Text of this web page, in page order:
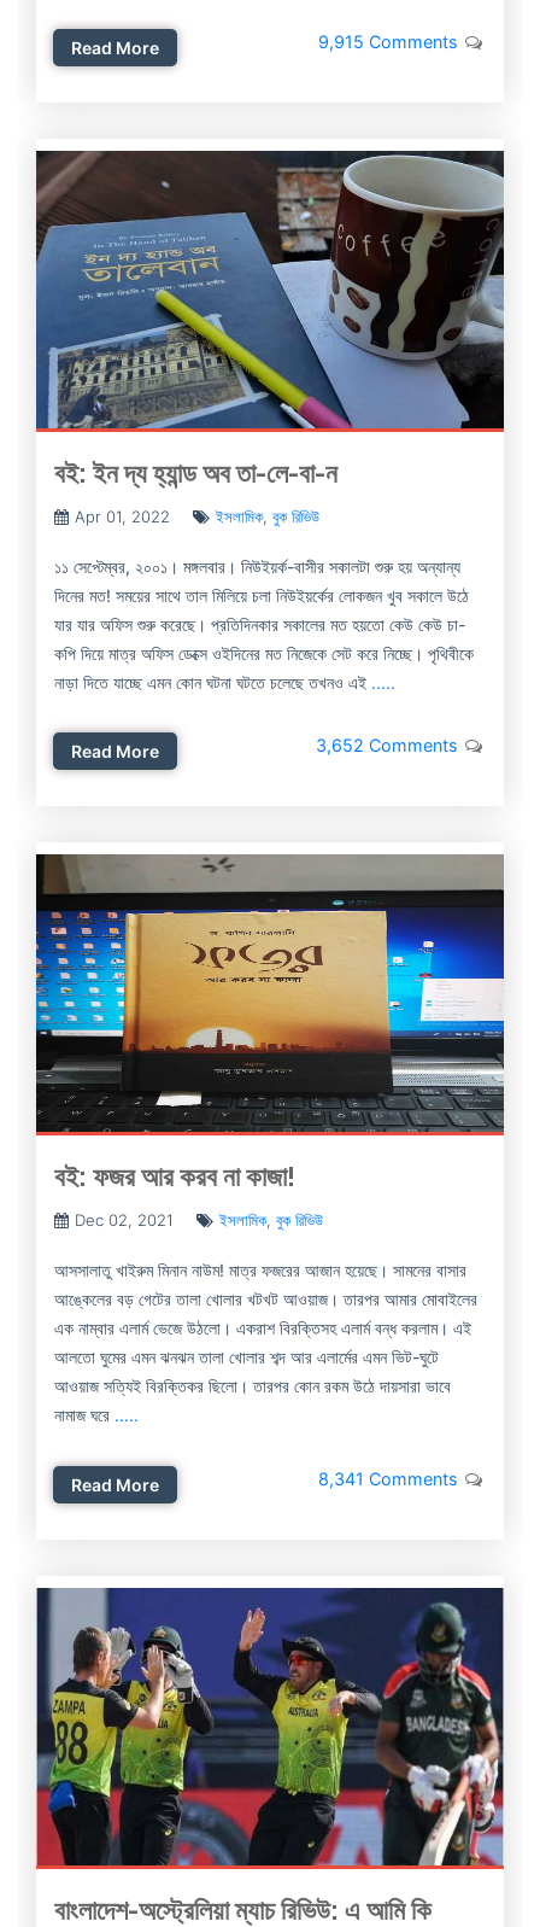
Read More 9,915 Comments
বই: ইন দ্য হ্যান্ড অব তা-লে-বা-ন
Apr 01, 2022 ইসলামিক, বুক রিভিউ
১১ সেপ্টেম্বর, ২০০১। মঙ্গলবার। নিউইয়র্ক-বাসীর সকালটা শুরু হয় অন্যান্য
দিনের মত! সময়ের সাথে তাল মিলিয়ে চলা নিউইয়র্কের লোকজন খুব সকালে উঠে
যার যার অফিস শুরু করেছে। প্রতিদিনকার সকালের মত হয়তো কেউ কেউ চা-
কপি দিয়ে মাত্র অফিস ডেক্সে ওইদিনের মত নিজেকে সেট করে নিচ্ছে। পৃথিবীকে
নাড়া দিতে যাচ্ছে এমন কোন ঘটনা ঘটতে চলেছে তখনও এই .....
Read More 3,652 Comments
বই: ফজর আর করব না কাজা!
Dec 02, 2021 ইসলামিক, বুক রিভিউ
আসসালাতু খাইরুম মিনান নাউম! মাত্র ফজরের আজান হয়েছে। সামনের বাসার
আঙ্কেলের বড় গেটের তালা খোলার খটখট আওয়াজ। তারপর আমার মোবাইলের
এক নাম্বার এলার্ম ভেজে উঠলো। একরাশ বিরক্তিসহ এলার্ম বন্ধ করলাম। এই
আলতো ঘুমের এমন ঝনঝন তালা খোলার শব্দ আর এলার্মের এমন ভিট-ঘুটে
আওয়াজ সত্যিই বিরক্তিকর ছিলো। তারপর কোন রকম উঠে দায়সারা ভাবে
নামাজ ঘরে .....
Read More 8,341 Comments
বাংলাদেশ-অস্ট্রেলিয়া ম্যাচ রিভিউ: এ আমি কি